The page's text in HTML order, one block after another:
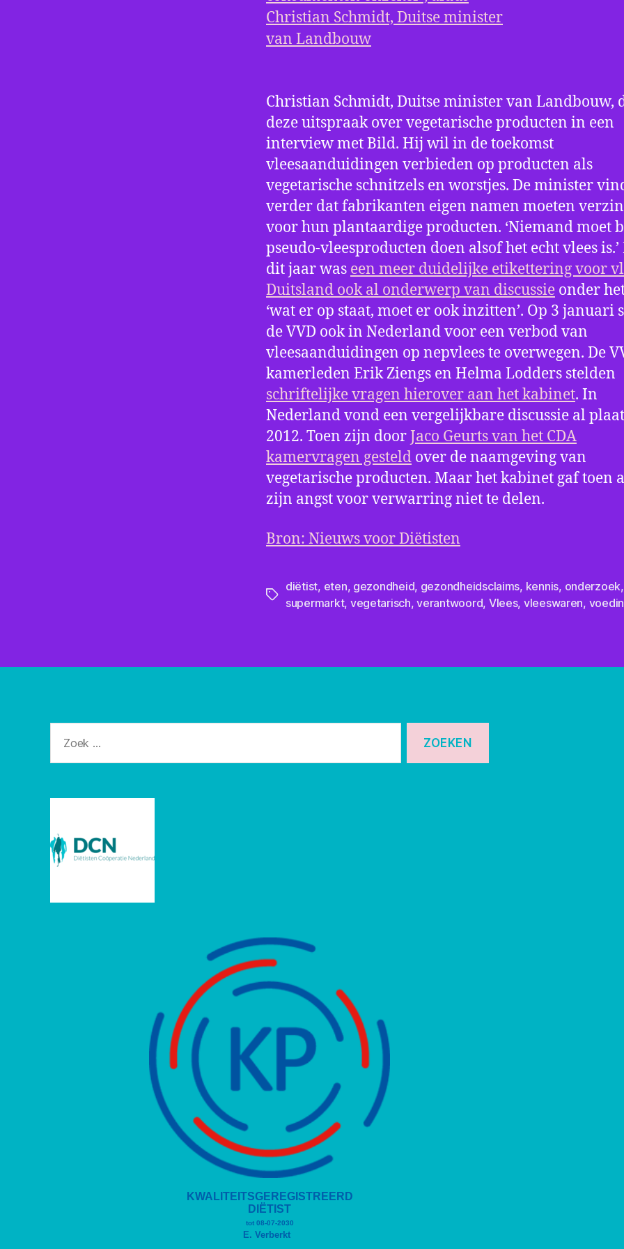
Christian Schmidt, Duitse minister van Landbouw,
deze uitspraak over vegetarische producten in een
interview met Bild. Hij wil in de toekomst
vleesaanduidingen verbieden op producten als
vegetarische schnitzels en worstjes. De minister
verder dat fabrikanten eigen namen moeten
voor hun plantaardige producten. ‘Niemand moet
pseudo-vleesproducten doen alsof het echt vlees
dit jaar was een meer duidelijke etikettering voor
Duitsland ook al onderwerp van discussie onder
‘wat er op staat, moet er ook inzitten’. Op 3 januari
de VVD ook in Nederland voor een verbod van
vleesaanduidingen op nepvlees te overwegen. De
kamerleden Erik Ziengs en Helma Lodders stelden
schriftelijke vragen hierover aan het kabinet. In
Nederland vond een vergelijkbare discussie al
2012. Toen zijn doorJaco Geurts van het CDA
kamervragen gesteld over de naamgeving van
vegetarische producten. Maar het kabinet gaf toen
zijn angst voor verwarring niet te delen.
Bron: Nieuws voor Diëtisten
Tags
diëtist, eten, gezondheid, gezondheidsclaims, kennis, onderzoek,
supermarkt, vegetarisch,verantwoord, Vlees, vleeswaren,
naar: